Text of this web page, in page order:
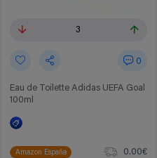
3
0
Eau de Toilette Adidas UEFA Goal
100ml
Amazon España
0.00€